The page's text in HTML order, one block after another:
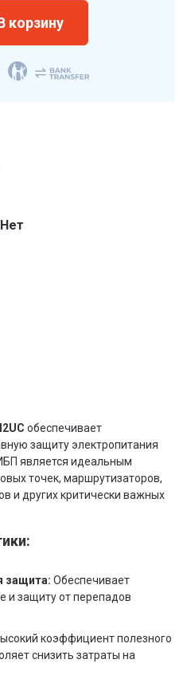
Нет
обеспечивает
защиту электропитания
является идеальным
точек, маршрутизаторов,
и других критически важных
защита: Обеспечивает
и защиту от перепадов
коэффициент полезного
снизить затраты на